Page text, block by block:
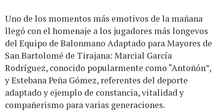
Uno de los momentos más emotivos de la mañana
llegó con el homenaje a los jugadores más longevos
del Equipo de Balonmano Adaptado para Mayores de
San Bartolomé de Tirajana: Marcial García
Rodríguez, conocido popularmente como “Antoñón”,
y Estebana Peña Gómez, referentes del deporte
adaptado y ejemplo de constancia, vitalidad y
compañerismo para varias generaciones.